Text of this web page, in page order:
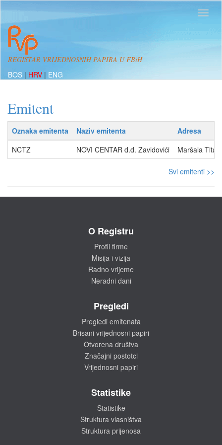
REGISTAR VRIJEDNOSNIH PAPIRA U FBiH
BOS | HRV | ENG
Emitent
Oznaka emitenta Naziv emitenta
Adresa
NCTZ
NOVI CENTAR d.d. Zavidovići Maršala Tita
Svi emitenti >>
O Registru
Profil firme
Misija i vizija
Radno vrijeme
Neradni dani
Pregledi
Pregledi emitenata
Brisani vrijednosni papiri
Otvorena društva
Značajni postotci
Vrijednosni papiri
Statistike
Statistike
Struktura vlasništva
Struktura prijenosa